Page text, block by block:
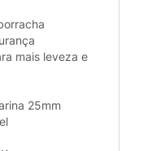
mais leveza e
25mm